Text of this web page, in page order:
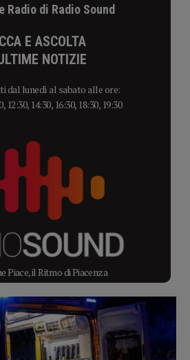
Radio di Radio Sound
E ASCOLTA
NOTIZIE
dal lunedì al sabato alle ore:
12:30, 14:30, 16:30, 18:30, 19:30
Piace, il Ritmo di Piacenza